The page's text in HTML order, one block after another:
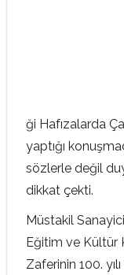
ği Hafızalarda
yaptığı
sözlerle değil
dikkat çekti.
Müstakil
Eğitim ve Kültür
Zaferinin 100.